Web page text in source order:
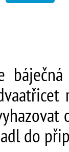
do